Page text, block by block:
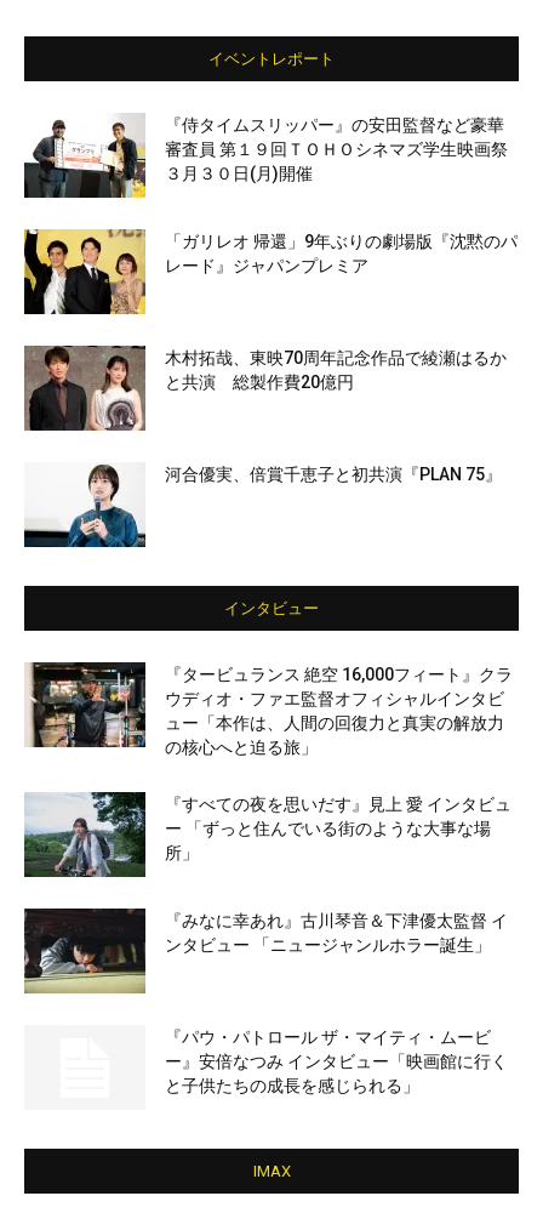
イベントレポート
『侍タイムスリッパー』の安田監督など豪華
審査員 第１９回ＴＯＨＯシネマズ学生映画祭
３月３０日(月)開催
「ガリレオ 帰還」9年ぶりの劇場版『沈黙のパ
レード』ジャパンプレミア
木村拓哉、東映70周年記念作品で綾瀬はるか
と共演 総製作費20億円
河合優実、倍賞千恵子と初共演『PLAN 75』
インタビュー
『タービュランス 絶空 16,000フィート』クラ
ウディオ・ファエ監督オフィシャルインタビ
ュー「本作は、人間の回復力と真実の解放力
の核心へと迫る旅」
『すべての夜を思いだす』見上 愛 インタビュ
ー 「ずっと住んでいる街のような大事な場
所」
『みなに幸あれ』古川琴音＆下津優太監督 イ
ンタビュー 「ニュージャンルホラー誕生」
『パウ・パトロール ザ・マイティ・ムービ
ー』安倍なつみ インタビュー「映画館に行く
と子供たちの成長を感じられる」
IMAX